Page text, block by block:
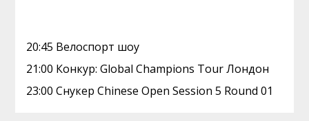
20:45 Велоспорт шоу
21:00 Конкур: Global Champions Tour Лондон
23:00 Снукер Chinese Open Session 5 Round 01